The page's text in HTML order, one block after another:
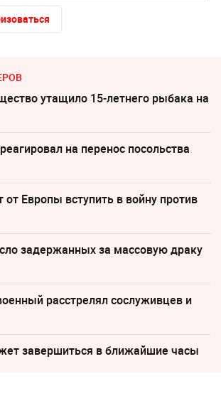
утащило 15-летнего рыбака на
на перенос посольства
от Европы вступить в войну против
задержанных за массовую драку
расстрелял сослуживцев и
завершиться в ближайшие часы